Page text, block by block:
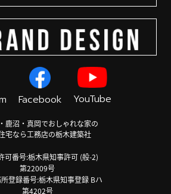
Facebook YouTube
鹿沼・真岡でおしゃれな家の
宅なら工務店の栃木建築社
可番号:栃木県知事許可 (般-2)
第22009号
登録番号:栃木県知事登録 Bハ
第4202号